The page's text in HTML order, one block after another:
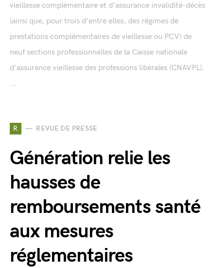
vieillesse complémentaire et d'assurance invalidité-décès
(ainsi que, pour trois d'entre elles, des régimes de
prestations complémentaires de vieillesse ou PCV) de
neuf sections professionnelles de la Caisse nationale
d'assurance vieillesse des professions libérales (CNAVPL).
...
R REVUE DE PRESSE
Génération relie les
hausses de
remboursements santé
aux mesures
réglementaires